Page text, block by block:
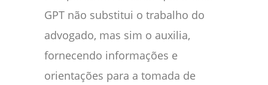
GPT não substitui o trabalho do
advogado, mas sim o auxilia,
fornecendo informações e
orientações para a tomada de